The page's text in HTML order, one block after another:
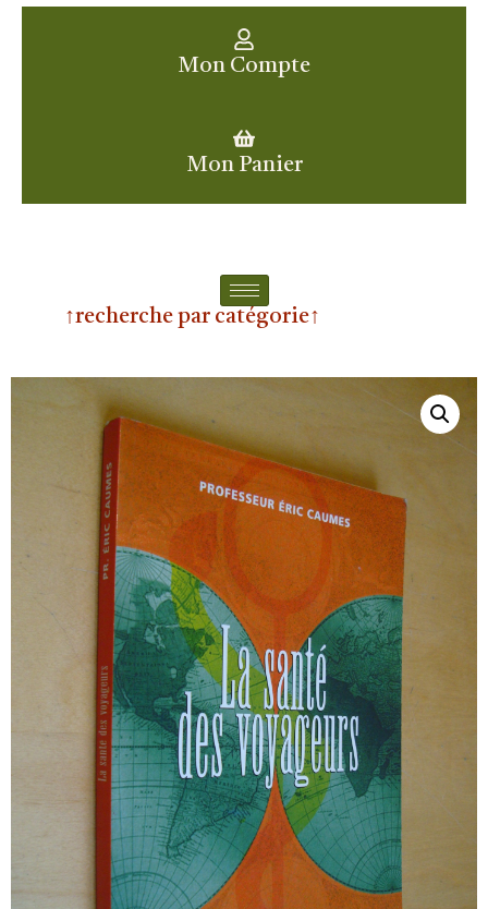
Mon Compte
Mon Panier
↑recherche par catégorie↑